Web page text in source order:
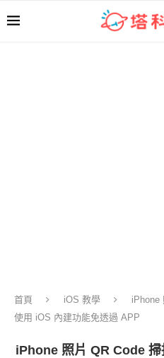
首頁 iOS 教學
iPhone
使用 iOS 內建功能免透過 APP
iPhone 照片 QR Code